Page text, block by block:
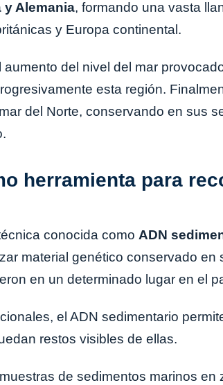
y Alemania, formando una vasta
y Europa continental.
del nivel del mar
esta región.
del Norte, conservando en sus
herramienta para
conocida como ADN
material genético conservado en
en un determinado lugar en el
el ADN sedimentario
restos visibles de ellas.
de sedimentos marinos en